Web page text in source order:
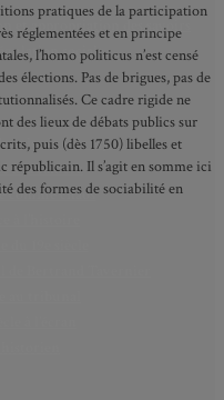
et appropriation des savoirs
sociale
le cinéma japonais
à la caméra
comme chaos
à l’histoire
19e siècle
pratiques de la participation
réglementées et en principe
l’homo politicus n’est censé
élections. Pas de brigues, pas de
Ce cadre rigide ne
des lieux de débats publics sur
puis (dès 1750) libelles et
républicain. Il s’agit en somme ici
des formes de sociabilité en